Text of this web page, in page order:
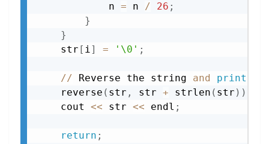
            n
= n / 26 ;
}
}
    str
[ i] = '\0' ;
// Reverse the string and print
    reverse
( str , str + strlen ( str ) )
    cout
<< str << endl ;
return ;